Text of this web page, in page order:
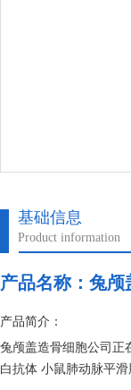
基础信息
Product information
产品名称： 兔颅
产品简介：
兔颅盖造骨细胞公司正
白抗体 小鼠肺动脉平